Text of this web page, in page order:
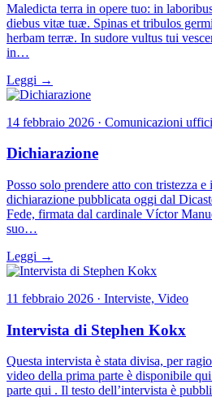
Maledicta terra in opere tuo: in
diebus vitæ tuæ. Spinas et tribulos
herbam terræ. In sudore vultus tui
in…
Leggi →
14 febbraio 2026 · Comunicazioni
Dichiarazione
Posso solo prendere atto con tristezza
dichiarazione pubblicata oggi dal
Fede, firmata dal cardinale Víctor
suo…
Leggi →
11 febbraio 2026 · Interviste, Video
Intervista di Stephen Kokx
Questa intervista è stata divisa, per
video della prima parte è disponibile
parte qui . Il testo dell’intervista è